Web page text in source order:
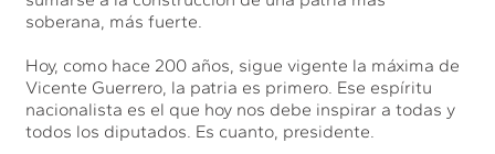
soberana, más fuerte.
Hoy, como hace 200 años, sigue vigente la máxima de
Vicente Guerrero, la patria es primero. Ese espíritu
nacionalista es el que hoy nos debe inspirar a todas y
todos los diputados. Es cuanto, presidente.